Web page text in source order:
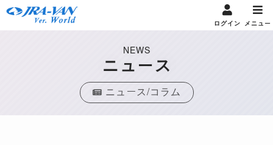
ログイン メニュー
NEWS
ニュース
ニュース/コラム